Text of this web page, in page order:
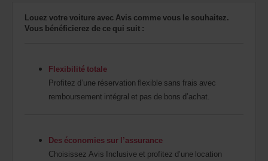
Louez votre voiture avec Avis comme vous le souhaitez.
Vous bénéficierez de ce qui suit :
Flexibilité totale
Profitez d’une réservation flexible sans frais avec
remboursement intégral et pas de bons d’achat.
Des économies sur l’assurance
Choisissez Avis Inclusive et profitez d’une location